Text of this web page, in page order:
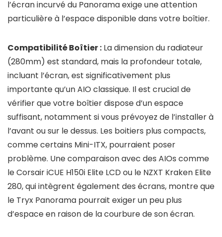
l’écran incurvé du Panorama exige une attention
particulière à l’espace disponible dans votre boîtier.
Compatibilité Boîtier : La dimension du radiateur
(280mm) est standard, mais la profondeur totale,
incluant l’écran, est significativement plus
importante qu’un AIO classique. Il est crucial de
vérifier que votre boîtier dispose d’un espace
suffisant, notamment si vous prévoyez de l’installer à
l’avant ou sur le dessus. Les boitiers plus compacts,
comme certains Mini-ITX, pourraient poser
problème. Une comparaison avec des AIOs comme
le Corsair iCUE H150i Elite LCD ou le NZXT Kraken Elite
280, qui intègrent également des écrans, montre que
le Tryx Panorama pourrait exiger un peu plus
d’espace en raison de la courbure de son écran.